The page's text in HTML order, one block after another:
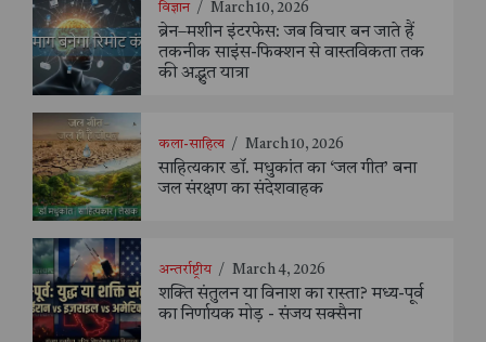
विज्ञान / March 10, 2026
ब्रेन–मशीन इंटरफेस: जब विचार बन जाते हैं
तकनीक साइंस-फिक्शन से वास्तविकता तक
की अद्भुत यात्रा
कला-साहित्य / March 10, 2026
साहित्यकार डॉ. मधुकांत का ‘जल गीत’ बना
जल संरक्षण का संदेशवाहक
अन्तर्राष्ट्रीय / March 4, 2026
शक्ति संतुलन या विनाश का रास्ता? मध्य-पूर्व
का निर्णायक मोड़ - संजय सक्सैना